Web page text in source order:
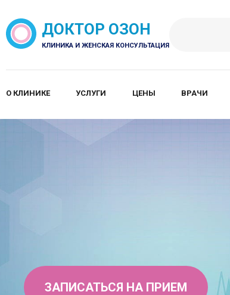
ДОКТОР ОЗОН
КЛИНИКА И ЖЕНСКАЯ КОНСУЛЬТАЦИЯ
О КЛИНИКЕ УСЛУГИ ЦЕНЫ ВРАЧИ
ЗАПИСАТЬСЯ НА ПРИЕМ